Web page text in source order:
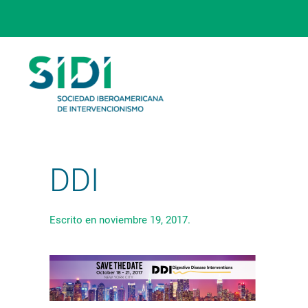
Skip to main content
DDI
Escrito en noviembre 19, 2017.